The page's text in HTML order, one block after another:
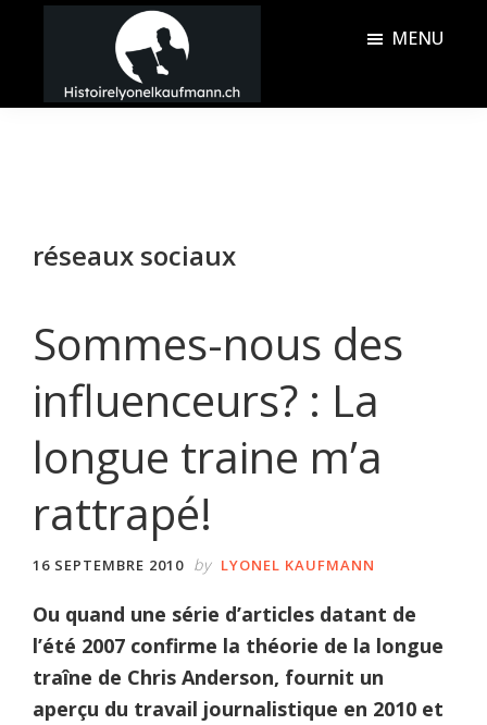
principal
barreHistoire
MENU
réseaux sociaux
Sommes-nous des
influenceurs? : La
longue traine m’a
rattrapé!
16 SEPTEMBRE 2010 by LYONEL KAUFMANN
Ou quand une série d’articles datant de
l’été 2007 confirme la théorie de la longue
traîne de Chris Anderson, fournit un
aperçu du travail journalistique en 2010 et